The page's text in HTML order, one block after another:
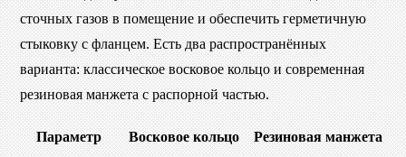
сточных газов в помещение и обеспечить герметичную
стыковку с фланцем. Есть два распространённых
варианта: классическое восковое кольцо и современная
резиновая манжета с распорной частью.
Параметр Восковое кольцо Резиновая манжета